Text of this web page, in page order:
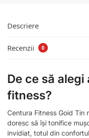
Descriere
Recenzii 0
De ce să
fitness?
Centura Fitness Goid
doresc să își tonifice
invidiat, totul din